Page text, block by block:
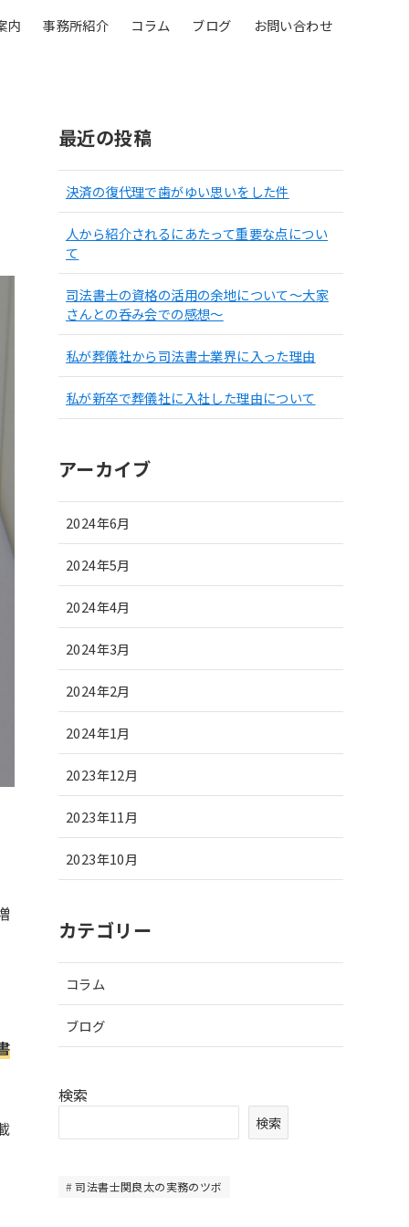
内 事務所紹介 コラム ブログ お問い合わせ
最近の投稿
決済の復代理で歯がゆい思いをした件
人から紹介されるにあたって重要な点につい
て
司法書士の資格の活用の余地について〜大家
さんとの呑み会での感想〜
私が葬儀社から司法書士業界に入った理由
私が新卒で葬儀社に入社した理由について
アーカイブ
2024年6月
2024年5月
2024年4月
2024年3月
2024年2月
2024年1月
2023年12月
2023年11月
2023年10月
カテゴリー
コラム
ブログ
検索
検索
司法書士関良太の実務のツボ